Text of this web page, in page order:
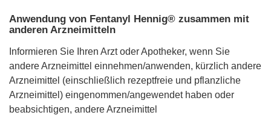
Anwendung von Fentanyl Hennig® zusammen mit
anderen Arzneimitteln
Informieren Sie Ihren Arzt oder Apotheker, wenn Sie
andere Arzneimittel einnehmen/anwenden, kürzlich andere
Arzneimittel (einschließlich rezeptfreie und pflanzliche
Arzneimittel) eingenommen/angewendet haben oder
beabsichtigen, andere Arzneimittel